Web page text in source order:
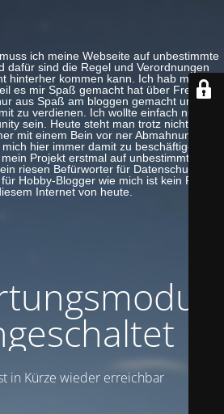
ich meine Webseite auf unbestimmte
dafür sind die Regel und Verordnungen
hinterher kommen kann. Ich hab mal
es mir Spaß gemacht hat über Freeware
aus Spaß am bloggen gemacht und nie
zu verdienen. Ich wollte einfach nur Teil
sein. Heute steht man trotz nicht
mit einem Bein vor ner Abmahnung. Das
hier immer damit zu beschäftigen und
Projekt erstmal auf unbestimmte Zeit.
riesen Befürworter für Datenschutz und
Hobby-Blogger wie mich ist kein Platz
Internet von heute.
in Kürze wieder erreichbar